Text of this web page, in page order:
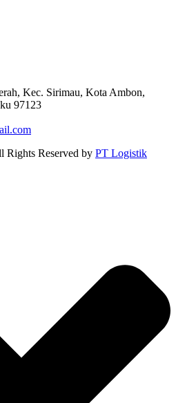
Kec. Sirimau, Kota Ambon,
97123
Rights Reserved by PT Logistik